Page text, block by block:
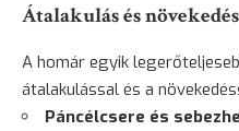
Átalakulás és növekedés
A homár egyik
átalakulással és a
Páncélcsere és